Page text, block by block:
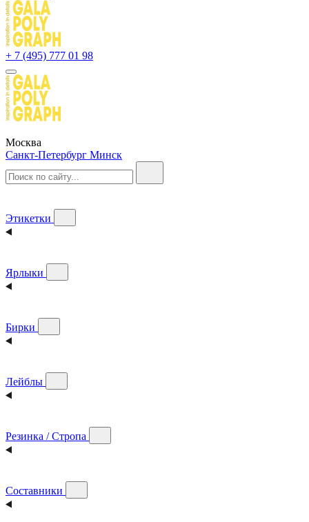
+ 7 (495) 777 01 98
Москва
Санкт-Петербург Минск
Этикетки
Ярлыки
Бирки
Лейблы
Резинка / Стропа
Составники